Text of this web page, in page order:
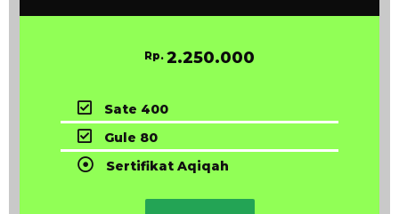
Rp. 2.250.000
Sate 400
Gule 80
Sertifikat Aqiqah